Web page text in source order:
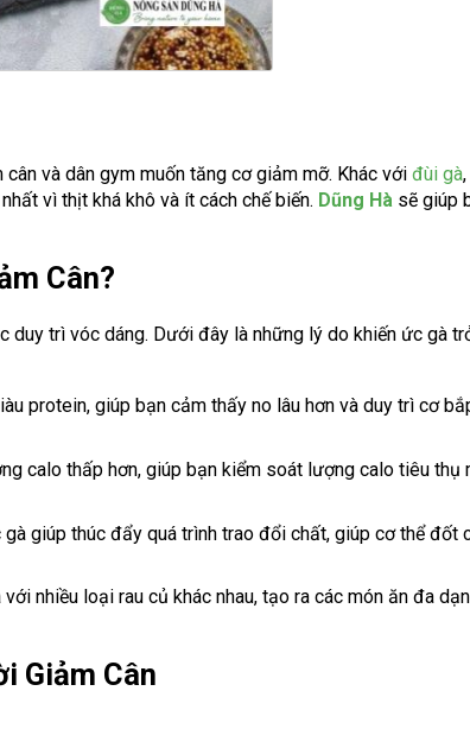
và dân gym muốn tăng cơ giảm mỡ. Khác với đùi gà,
vì thịt khá khô và ít cách chế biến. Dũng Hà sẽ giúp
Cân?
duy trì vóc dáng. Dưới đây là những lý do khiến ức gà
protein, giúp bạn cảm thấy no lâu hơn và duy trì cơ
calo thấp hơn, giúp bạn kiểm soát lượng calo tiêu thụ
giúp thúc đẩy quá trình trao đổi chất, giúp cơ thể đốt
nhiều loại rau củ khác nhau, tạo ra các món ăn đa
Giảm Cân